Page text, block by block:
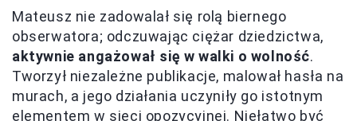
Mateusz nie zadowalał się rolą biernego
obserwatora; odczuwając ciężar dziedzictwa,
aktywnie angażował się w walki o wolność.
Tworzył niezależne publikacje, malował hasła na
murach, a jego działania uczyniły go istotnym
elementem w sieci opozycyjnej. Niełatwo być